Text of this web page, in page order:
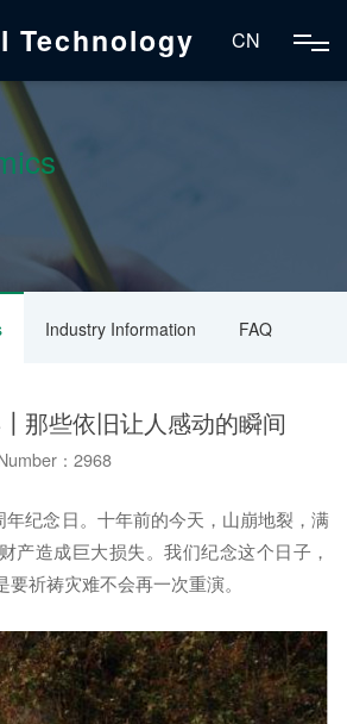
Technology CN
Industry Information FAQ
那些依旧让人感动的瞬间
：2968
纪念日。十年前的今天，山崩地裂，满
产造成巨大损失。我们纪念这个日子，
祈祷灾难不会再一次重演。